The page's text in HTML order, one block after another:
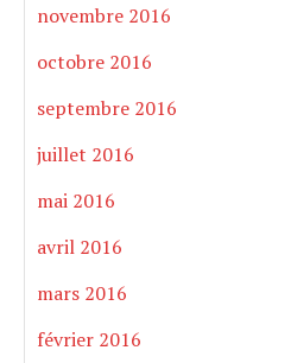
novembre 2016
octobre 2016
septembre 2016
juillet 2016
mai 2016
avril 2016
mars 2016
février 2016